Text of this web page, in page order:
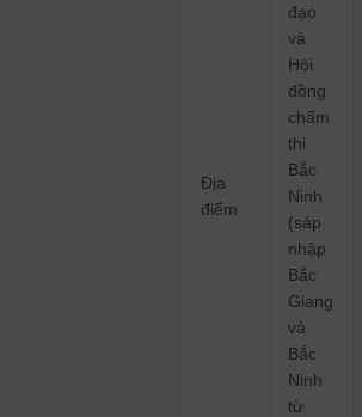
Địa
điểm
đạo
và
Hội
đồng
chấm
thi
Bắc
Ninh
(sáp
nhập
Bắc
Giang
và
Bắc
Ninh
từ